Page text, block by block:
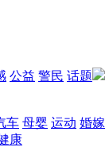
公益 警民 话题
车 母婴 运动 婚嫁
康